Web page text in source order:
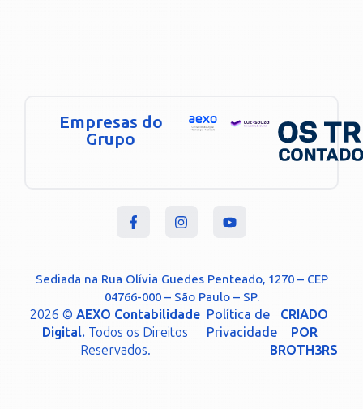
Empresas do
Grupo
Sediada na Rua Olívia Guedes Penteado, 1270 – CEP
04766-000 – São Paulo – SP.
2026 ©AEXO Contabilidade
Digital. Todos os Direitos
Reservados.
Política de
Privacidade
CRIADO
POR
BROTH3RS